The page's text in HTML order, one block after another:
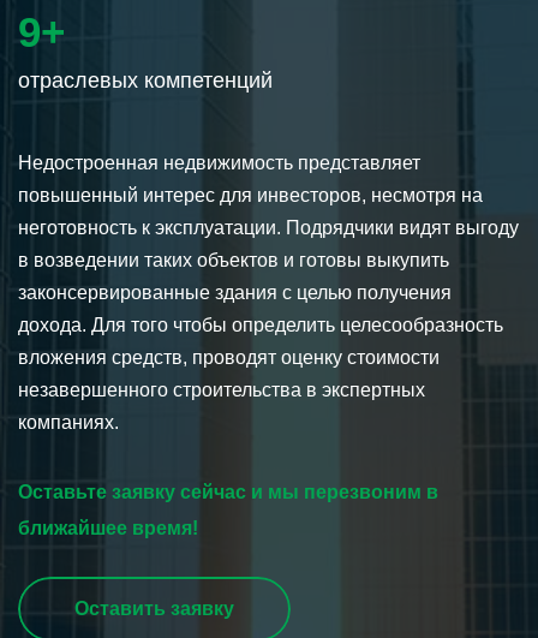
Недостроенная недвижимость представляет
повышенный интерес для инвесторов, несмотря на
неготовность к эксплуатации. Подрядчики видят выгоду
в возведении таких объектов и готовы выкупить
законсервированные здания с целью получения
дохода. Для того чтобы определить целесообразность
вложения средств, проводят оценку стоимости
незавершенного строительства в экспертных
компаниях.
Оставьте заявку сейчас и мы перезвоним в
ближайшее время!
Оставить заявку
9+
Отраслевых компетенций